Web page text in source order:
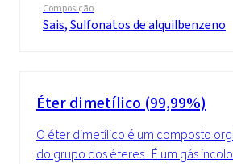
Composição
Sais, Sulfonatos de alquilbenzeno
Éter dimetílico (99,99%)
O éter dimetílico é um composto
do grupo dos éteres . É um gás